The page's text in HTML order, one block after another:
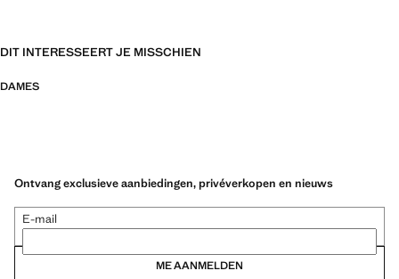
DIT INTERESSEERT JE MISSCHIEN
DAMES
Ontvang exclusieve aanbiedingen, privéverkopen en nieuws
E-mail
ME AANMELDEN